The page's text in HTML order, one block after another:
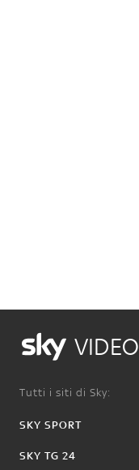
VIDEO
Tutti i siti di Sky:
SKY SPORT
SKY TG 24